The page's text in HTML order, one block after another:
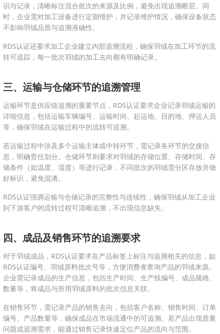
识与记录，清晰标注混合批次的来源及比例，避免出现追溯断层。同
时，企业需对加工设备进行定期维护，并记录维护情况，确保设备状态
不影响羽绒品质与追溯准确性。
RDS认证还要求加工企业建立内部追溯流程，确保羽绒在加工环节的流
转可追踪，每一批次羽绒的加工去向都有明确记录。
三、运输与仓储环节的追溯管理
运输环节是供应链追溯的重要节点，RDS认证要求企业记录羽绒运输的
详细信息，包括运输车辆编号、运输时间、起运地、目的地、押运人员
等，确保羽绒在运输过程中的流转可追溯。
若运输过程中涉及多个运输主体或中转环节，需记录各环节的交接信
息，明确责任划分。仓储环节则要求对羽绒的存储位置、存储时间、存
储条件（如温度、湿度）等进行记录，不同批次的羽绒需分区存放并做
好标识，避免混淆。
RDS认证强调运输与仓储记录的完整性与连续性，确保羽绒从加工企业
到下游客户的流转过程可清晰追溯，不出现信息缺失。
四、成品及销售环节的追溯要求
对于羽绒成品，RDS认证要求在产品标签上标注与追溯相关的信息，如
RDS认证编号、羽绒原料批次号等，方便消费者查询产品的羽绒来源。
企业需记录成品的生产信息，包括生产时间、生产线编号、成品规格、
数量等，将成品与所用羽绒原料的批次信息关联。
在销售环节，需记录产品的销售去向，包括客户名称、销售时间、订单
编号、产品数量等，确保成品在市场流通中的可追溯。若产品出现质量
问题或追溯需求，能通过销售记录快速定位产品的流向与范围。